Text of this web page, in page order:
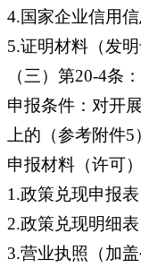
4.国家企业信用
5.证明材料（发
（三）第20-4条
申报条件：对开
上的（参考附件
申报材料（许可）
1.政策兑现申报表
2.政策兑现明细表
3.营业执照（加盖